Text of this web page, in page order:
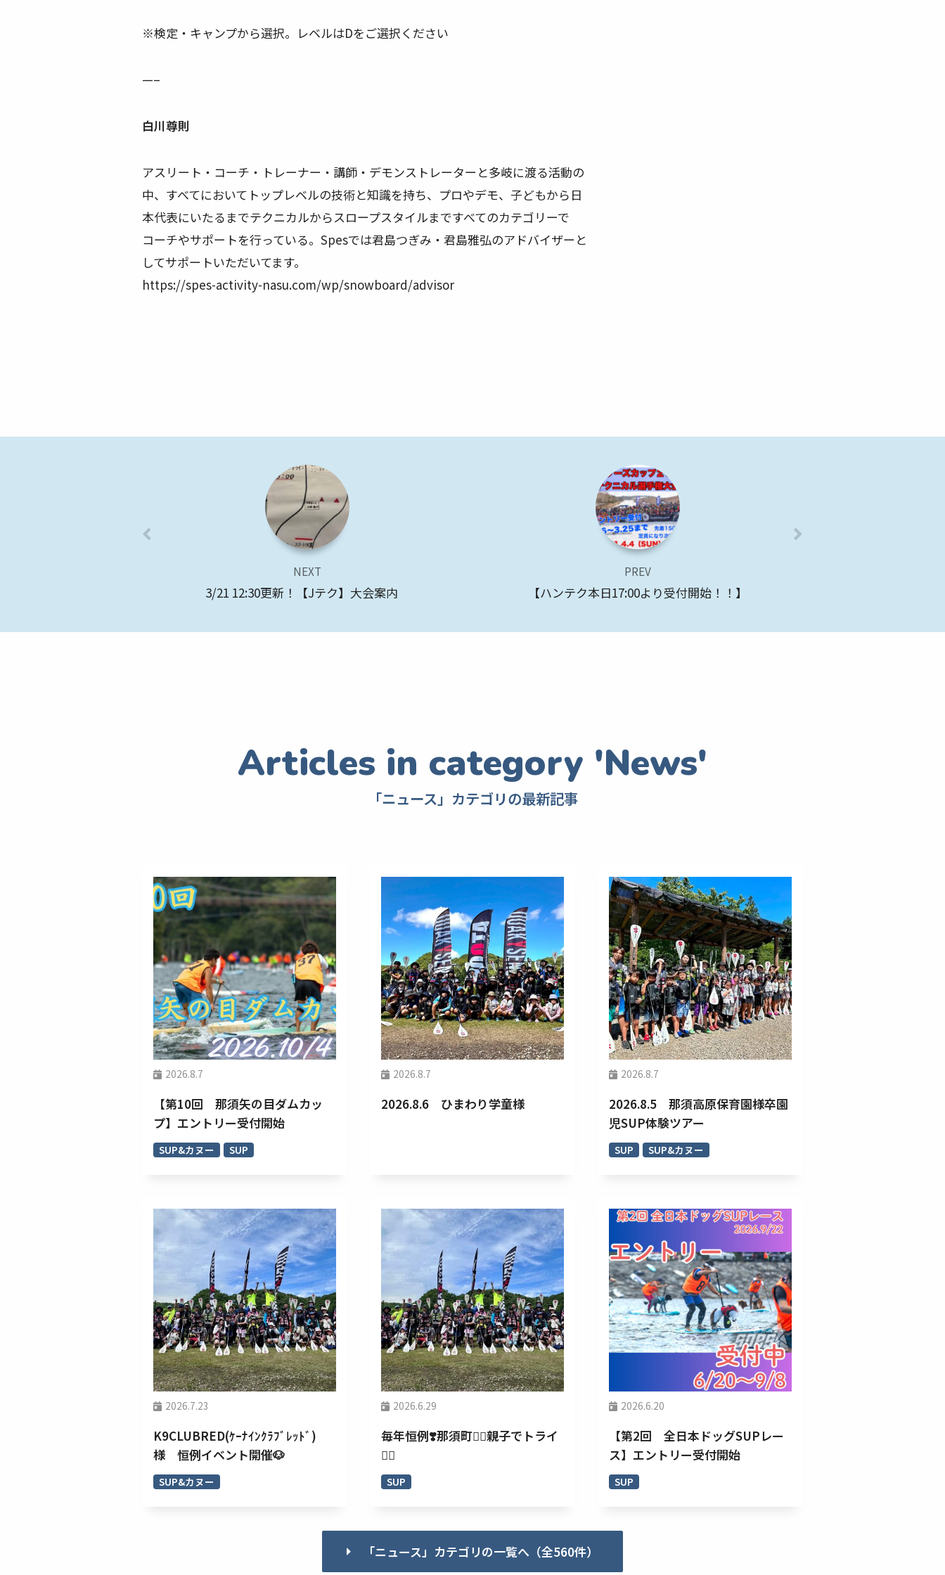
※検定・キャンプから選択。レベルはDをご選択ください
—–
白川尊則
アスリート・コーチ・トレーナー・講師・デモンストレーターと多岐に渡る活動の
中、すべてにおいてトップレベルの技術と知識を持ち、プロやデモ、子どもから日
本代表にいたるまでテクニカルからスロープスタイルまですべてのカテゴリーで
コーチやサポートを行っている。Spesでは君島つぎみ・君島雅弘のアドバイザーと
してサポートいただいてます。
https://spes-activity-nasu.com/wp/snowboard/advisor
NEXT
3/21 12:30更新！【Jテク】大会案内
PREV
【ハンテク本日17:00より受付開始！！】
「ニュース」カテゴリの最新記事
2026.8.7
【第10回 那須矢の目ダムカッ
プ】エントリー受付開始
SUP&カヌー SUP
2026.8.7
2026.8.6 ひまわり学童様
2026.8.7
2026.8.5 那須高原保育園様卒園
児SUP体験ツアー
SUP SUP&カヌー
2026.7.23
K9CLUBRED(ｹｰﾅｲﾝｸﾗﾌﾞﾚｯﾄﾞ)
様 恒例イベント開催🐶
SUP&カヌー
2026.6.29
毎年恒例❣️那須町🏄‍♀️親子でトライ
🚣‍♂️
SUP
2026.6.20
【第2回 全日本ドッグSUPレー
ス】エントリー受付開始
SUP
「ニュース」カテゴリの一覧へ（全560件）